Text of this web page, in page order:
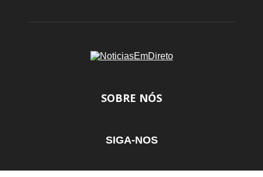
SOBRE NÓS
SIGA-NOS